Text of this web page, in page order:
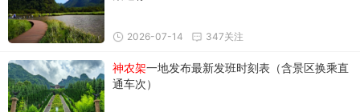
347关注
2026-07-14
神农架一地发布最新发班时刻表（含景区换乘直
通车次）